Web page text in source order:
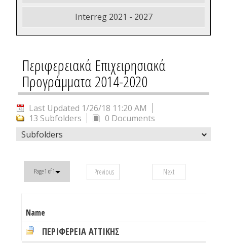
Interreg 2021 - 2027
Περιφερειακά Επιχειρησιακά
Προγράμματα 2014-2020
Last Updated 1/26/18 11:20 AM
13 Subfolders
0 Documents
Subfolders
Page 1 of 1 Previous Next
Name
ΠΕΡΙΦΕΡΕΙΑ ΑΤΤΙΚΗΣ